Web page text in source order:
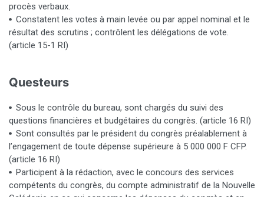
procès verbaux.
Constatent les votes à main levée ou par appel nominal et le
résultat des scrutins ; contrôlent les délégations de vote.
(article 15-1 RI)
Questeurs
Sous le contrôle du bureau, sont chargés du suivi des
questions financières et budgétaires du congrès. (article 16 RI)
Sont consultés par le président du congrès préalablement à
l’engagement de toute dépense supérieure à 5 000 000 F CFP.
(article 16 RI)
Participent à la rédaction, avec le concours des services
compétents du congrès, du compte administratif de la Nouvelle